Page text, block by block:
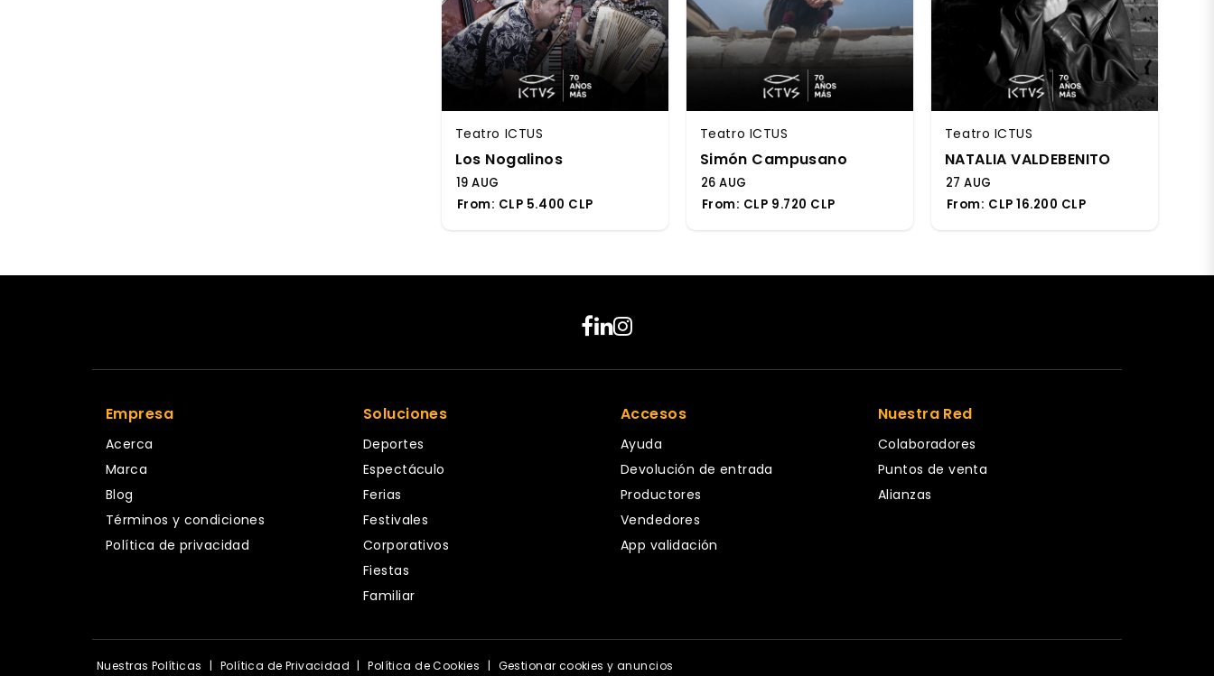
Teatro ICTUS
Los Nogalinos
19 AUG
From: CLP 5.400 CLP
Teatro ICTUS
Simón Campusano
26 AUG
From: CLP 9.720 CLP
Teatro ICTUS
NATALIA VALDEBENITO
27 AUG
From: CLP 16.200 CLP
Empresa
Acerca
Marca
Blog
Términos y condiciones
Política de privacidad
Soluciones
Deportes
Espectáculo
Ferias
Festivales
Corporativos
Fiestas
Familiar
Accesos
Ayuda
Devolución de entrada
Productores
Vendedores
App validación
Nuestra Red
Colaboradores
Puntos de venta
Alianzas
Nuestras Políticas | Política de Privacidad | Política de Cookies | Gestionar cookies y anuncios